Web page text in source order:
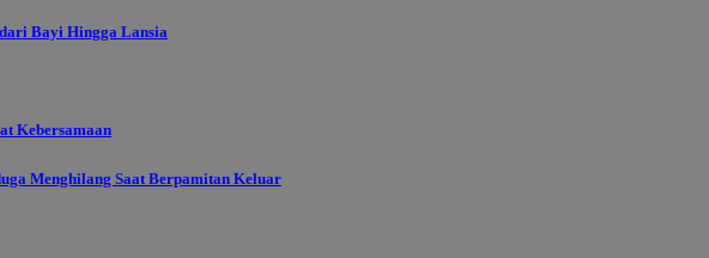
Bayi Hingga Lansia
Kebersamaan
Menghilang Saat Berpamitan Keluar